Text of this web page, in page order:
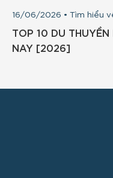
16/06/2026 • Tìm hiểu
TOP 10 DU
NAY [2026]